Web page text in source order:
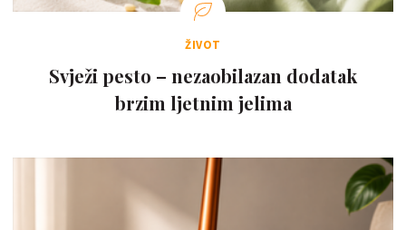
ŽIVOT
Svježi pesto – nezaobilazan dodatak
brzim ljetnim jelima